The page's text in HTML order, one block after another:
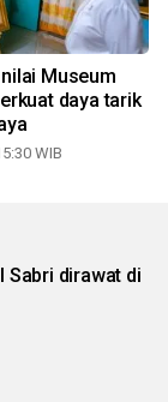
Museum
daya tarik
WIB
Sabri dirawat di